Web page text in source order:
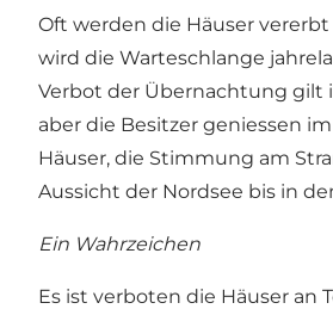
Oft werden die Häuser
wird die Warteschlange
Verbot der Übernachtung gilt
aber die Besitzer geniessen
Häuser, die Stimmung am
Aussicht der Nordsee bis in
Ein Wahrzeichen
Es ist verboten die Häuser an